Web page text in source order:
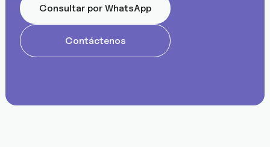
Consultar por WhatsApp
Contáctenos